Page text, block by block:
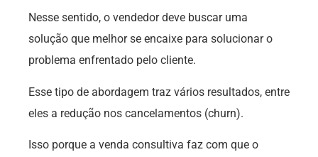
Nesse sentido, o vendedor deve buscar uma
solução que melhor se encaixe para solucionar o
problema enfrentado pelo cliente.
Esse tipo de abordagem traz vários resultados, entre
eles a redução nos cancelamentos (churn).
Isso porque a venda consultiva faz com que o